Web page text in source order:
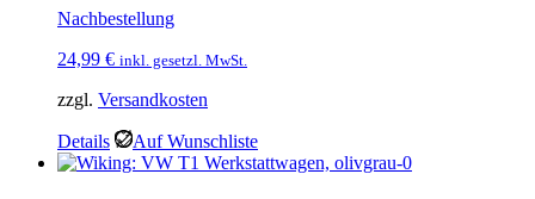
Nachbestellung
24,99 € inkl. gesetzl. MwSt.
zzgl. Versandkosten
Details Auf Wunschliste